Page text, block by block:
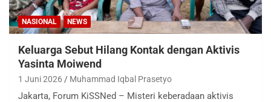
NASIONAL NEWS
Keluarga Sebut Hilang Kontak dengan Aktivis
Yasinta Moiwend
1 Juni 2026 Muhammad Iqbal Prasetyo
Jakarta, Forum KiSSNed – Misteri keberadaan aktivis